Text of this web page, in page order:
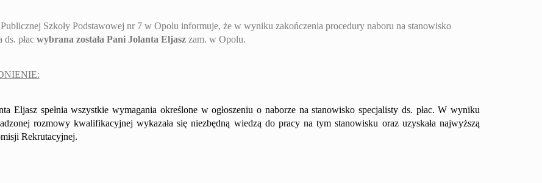
Szkoły Podstawowej nr 7 w Opolu informuje, że w wyniku zakończenia procedury naboru na stanowisko
ds. płac wybrana została Pani Jolanta Eljasz zam. w Opolu.
Eljasz spełnia wszystkie wymagania określone w ogłoszeniu o naborze na stanowisko specjalisty ds. płac. W wyniku
rozmowy kwalifikacyjnej wykazała się niezbędną wiedzą do pracy na tym stanowisku oraz uzyskała najwyższą
Rekrutacyjnej.